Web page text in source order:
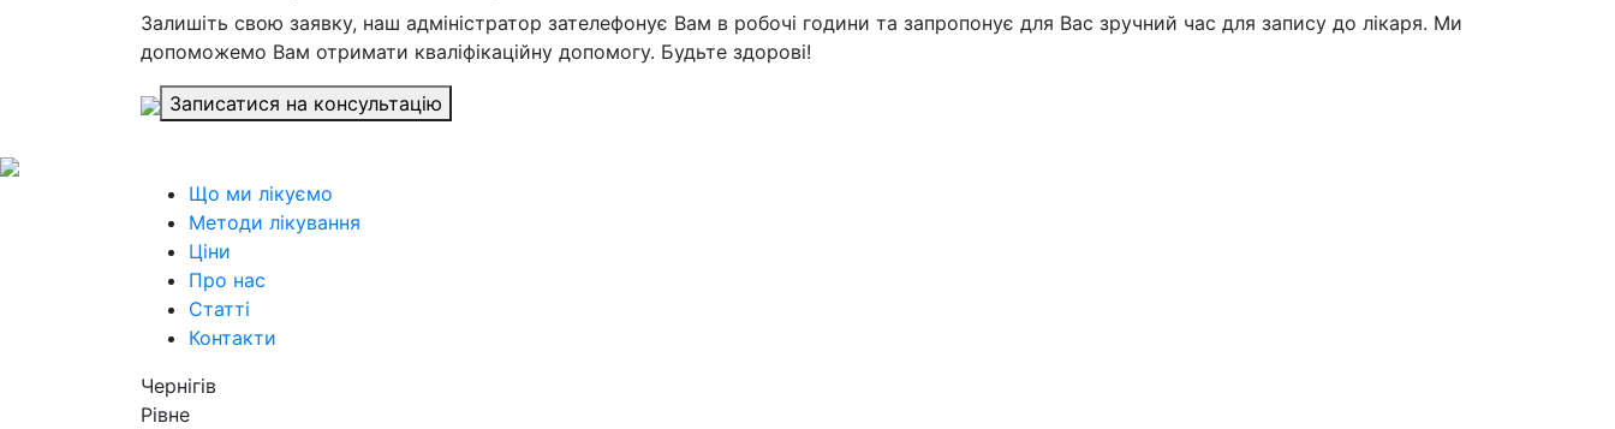
Залишіть свою заявку, наш адміністратор зателефонує Вам в робочі години та запропонує для Вас зручний час для запису до лікаря. Ми
допоможемо Вам отримати кваліфікаційну допомогу. Будьте здорові!
Записатися на консультацію
Що ми лікуємо
Методи лікування
Ціни
Про нас
Статті
Контакти
Чернігів
Рівне